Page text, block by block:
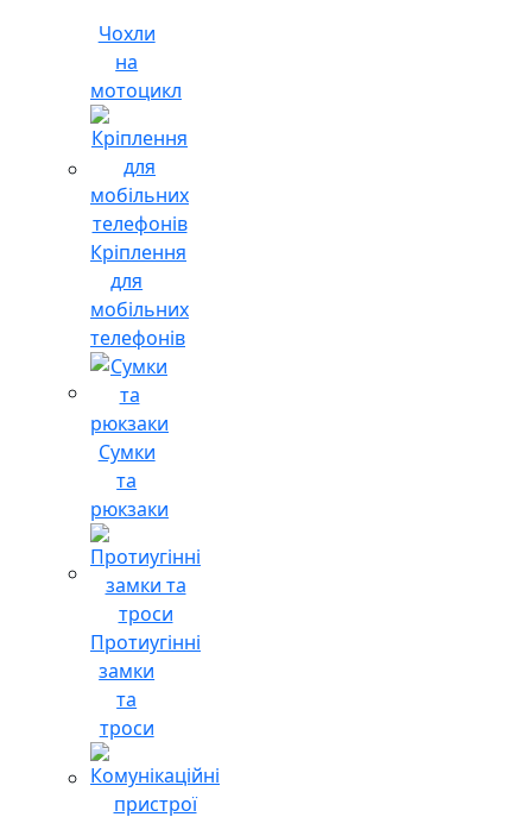
Чохли
на
мотоцикл
Кріплення
для
мобільних
телефонів
Сумки
та
рюкзаки
Протиугінні
замки
та
троси